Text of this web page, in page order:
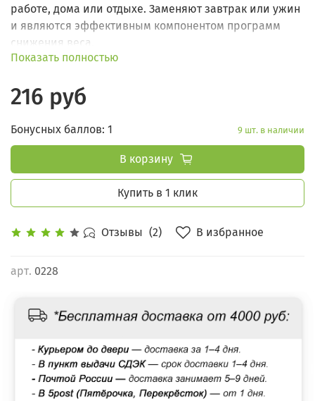
Отзывы (2) В избранное
арт. 0228
работе, дома или отдыхе. Заменяют завтрак или ужин
и являются эффективным компонентом программ
снижения веса.
Показать полностью
216 руб
Бонусных баллов: 1 9 шт. в наличии
В корзину
Купить в 1 клик